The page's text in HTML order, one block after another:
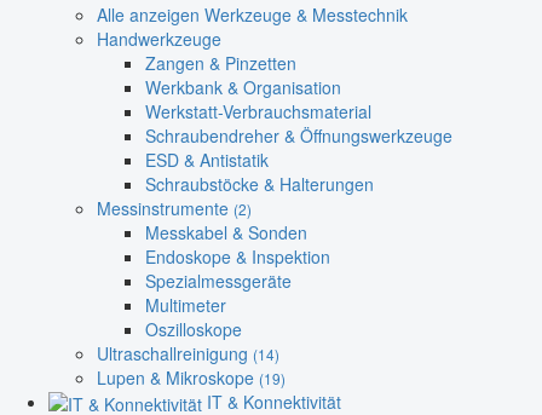
Alle anzeigen Werkzeuge & Messtechnik
Handwerkzeuge
Zangen & Pinzetten
Werkbank & Organisation
Werkstatt-Verbrauchsmaterial
Schraubendreher & Öffnungswerkzeuge
ESD & Antistatik
Schraubstöcke & Halterungen
Messinstrumente (2)
Messkabel & Sonden
Endoskope & Inspektion
Spezialmessgeräte
Multimeter
Oszilloskope
Ultraschallreinigung (14)
Lupen & Mikroskope (19)
IT & Konnektivität